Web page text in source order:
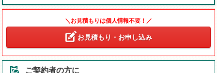
＼お見積もりは個人情報不要！／
お見積もり・お申し込み
ご契約者の方に